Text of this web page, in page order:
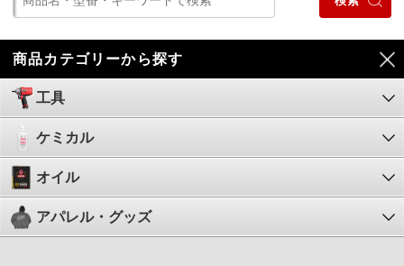
商品カテゴリーから探す
工具
ケミカル
オイル
アパレル・グッズ